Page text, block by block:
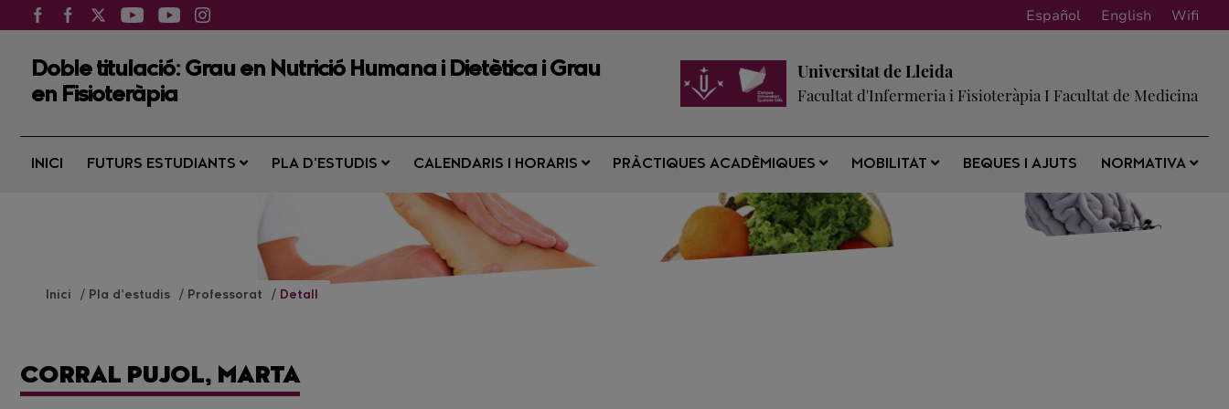
Español English Wifi
Doble titulació: Grau en Nutrició Humana i Dietètica i Grau
en Fisioteràpia
Universitat de Lleida
Facultat d'Infermeria i Fisioteràpia I Facultat de Medicina
INICI FUTURS ESTUDIANTS PLA D’ESTUDIS CALENDARIS I HORARIS PRÀCTIQUES ACADÈMIQUES MOBILITAT BEQUES I AJUTS NORMATIVA
Inici Pla d’estudis Professorat Detall
CORRAL PUJOL, MARTA